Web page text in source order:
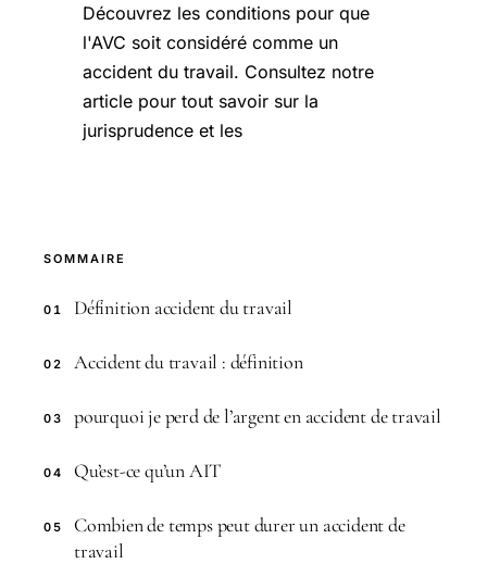
Découvrez les conditions pour que
l'AVC soit considéré comme un
accident du travail. Consultez notre
article pour tout savoir sur la
jurisprudence et les
SOMMAIRE
01 Définition accident du travail
02 Accident du travail : définition
03 pourquoi je perd de l’argent en accident de travail
04 Qu’est-ce qu’un AIT
05
Combien de temps peut durer un accident de
travail